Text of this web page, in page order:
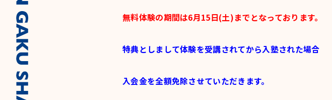
無料体験の期間は6月15日(土)までとなっております。
特典としまして体験を受講されてから入塾された場合
入会金を全額免除させていただきます。